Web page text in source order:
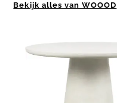
Bekijk alles van WOOOD